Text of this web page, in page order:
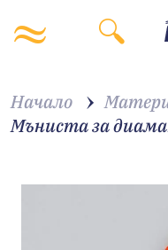
Начало
Мъниста за